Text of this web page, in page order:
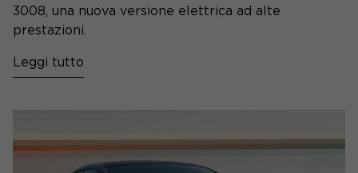
3008, una nuova versione elettrica ad alte
prestazioni.
Leggi tutto